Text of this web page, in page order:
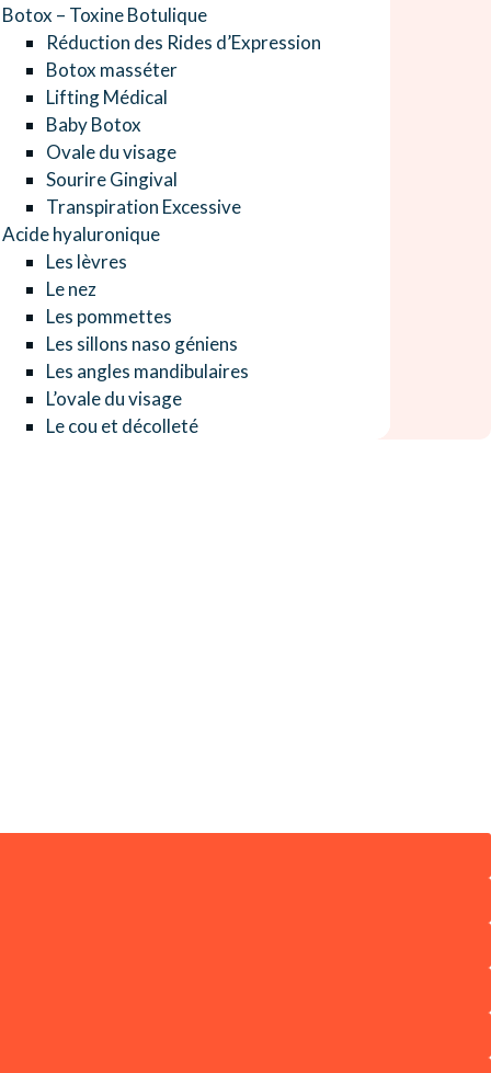
Botox – Toxine Botulique
Réduction des Rides d’Expression
Botox masséter
Lifting Médical
Baby Botox
Ovale du visage
Sourire Gingival
Transpiration Excessive
Acide hyaluronique
Les lèvres
Le nez
Les pommettes
Les sillons naso géniens
Les angles mandibulaires
L’ovale du visage
Le cou et décolleté